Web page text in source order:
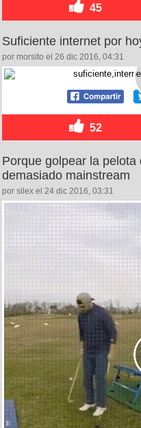
45
Suficiente internet por
por morsito el 26 dic 2016, 04:31
52
Porque golpear la
demasiado mainstream
por silex el 24 dic 2016, 03:31